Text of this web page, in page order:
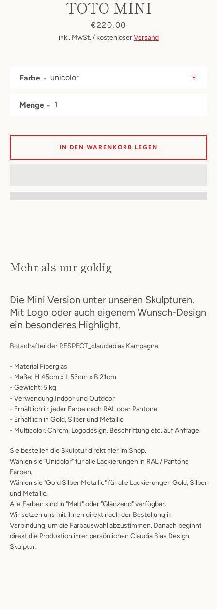
FacebookInstagram
TOTO MINI
Preis
€220,00
inkl. MwSt. / kostenloserVersand
Mehr als nur goldig
Die Mini Version unter unseren Skulpturen.
Mit Logo oder auch eigenem Wunsch-Design
ein besonderes Highlight.
Botschafter der RESPECT_claudiabias Kampagne
- Material Fiberglas
- Maße: H 45cm x L 53cm x B 21cm
- Gewicht: 5 kg
- Verwendung Indoor und Outdoor
- Erhältlich in jeder Farbe nach RAL oder Pantone
- Erhältlich in Gold, Silber und Metallic
- Multicolor, Chrom, Logodesign, Beschriftung etc. auf Anfrage
Sie bestellen die Skulptur direkt hier im Shop.
Wählen sie "Unicolor" für alle Lackierungen in RAL / Pantone
Farben.
Wählen sie "Gold Silber Metallic" für alle Lackierungen Gold, Silber
und Metallic.
Alle Farben sind in "Matt" oder "Glänzend" verfügbar.
Wir setzen uns mit ihnen direkt nach der Bestellung in
Verbindung, um die Farbauswahl abzustimmen. Danach beginnt
direkt die Produktion ihrer persönlichen Claudia Bias Design
Skulptur.
Farbe
Menge
IN DEN WARENKORB LEGEN